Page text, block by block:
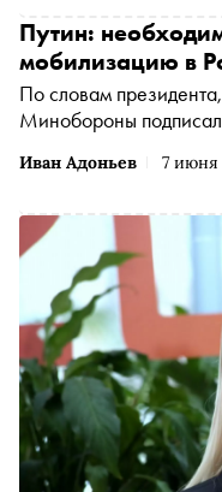
Иван Адоньев 7 июня
Путин:
мобилизацию в
По словам
Минобороны